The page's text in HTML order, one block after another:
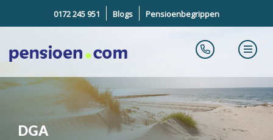
0172 245 951 Blogs Pensioenbegrippen
DGA